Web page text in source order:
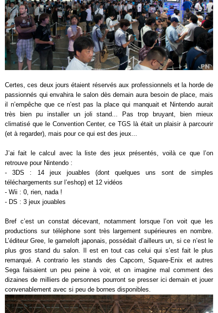
Certes, ces deux jours étaient réservés aux professionnels et la horde de
passionnés qui envahira le salon dès demain aura besoin de place, mais
il n’empêche que ce n’est pas la place qui manquait et Nintendo aurait
très bien pu installer un joli stand... Pas trop bruyant, bien mieux
climatisé que le Convention Center, ce TGS là était un plaisir à parcourir
(et à regarder), mais pour ce qui est des jeux...
J’ai fait le calcul avec la liste des jeux présentés, voilà ce que l’on
retrouve pour Nintendo :
- 3DS : 14 jeux jouables (dont quelques uns sont de simples
téléchargements sur l’eshop) et 12 vidéos
- Wii : 0, rien, nada !
- DS : 3 jeux jouables
Bref c’est un constat décevant, notamment lorsque l’on voit que les
productions sur téléphone sont très largement supérieures en nombre.
L’éditeur Gree, le gameloft japonais, possédait d’ailleurs un, si ce n’est le
plus gros stand du salon. Il est en tout cas celui qui s’est fait le plus
remarqué. A contrario les stands des Capcom, Square-Enix et autres
Sega faisaient un peu peine à voir, et on imagine mal comment des
dizaines de milliers de personnes pourront se presser ici demain et jouer
convenablement avec si peu de bornes disponibles.